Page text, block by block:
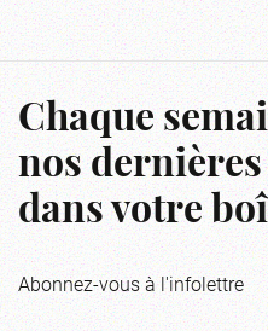
Chaque
nos
dans votre
Abonnez-vous à l'infolettre